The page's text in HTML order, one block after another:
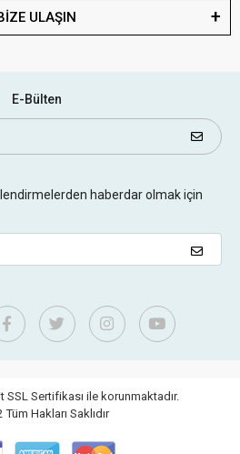
ULAŞIN
E-Bülten
haberdar olmak için
Sertifikası ile korunmaktadır.
Tüm Hakları Saklıdır